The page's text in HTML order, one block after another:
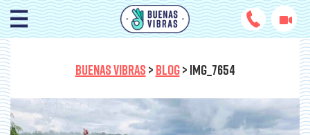
BUENAS VIBRAS > BLOG> IMG_7654